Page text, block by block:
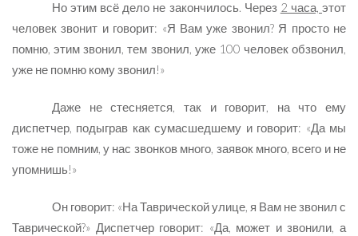
Но этим всё дело не закончилось. Через 2 часа,этот
человек звонит и говорит: «Я Вам уже звонил? Я просто не
помню, этим звонил, тем звонил, уже 100 человек обзвонил,
уже не помню кому звонил!»
Даже не стесняется, так и говорит, на что ему
диспетчер, подыграв как сумасшедшему и говорит: «Да мы
тоже не помним, у нас звонков много, заявок много, всего и не
упомнишь!»
Он говорит: «На Таврической улице, я Вам не звонил с
Таврической?» Диспетчер говорит: «Да, может и звонили, а